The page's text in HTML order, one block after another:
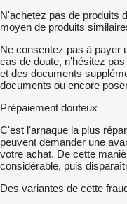
N'achetez pas de produits
moyen de produits
Ne consentez pas à payer
cas de doute, n’hésitez
et des documents
documents ou encore
Prépaiement douteux
C'est l'arnaque la plus
peuvent demander une
votre achat. De cette
considérable, puis
Des variantes de cette